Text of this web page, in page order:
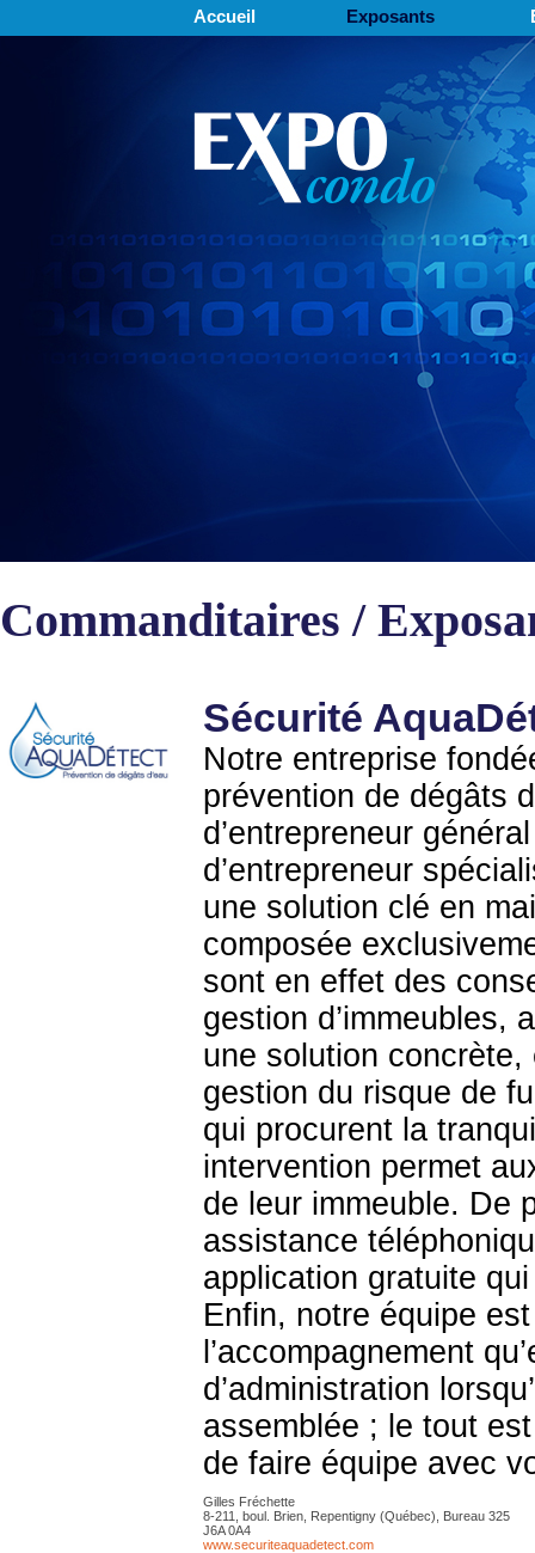
Accueil Exposants
Commanditaires /
Sécurité
Notre entreprise
prévention de dégâts
d’entrepreneur
d’entrepreneur
une solution clé en
composée
sont en effet des
gestion d’immeubles,
une solution
gestion du risque de
qui procurent la
intervention permet
de leur immeuble. De
assistance
application gratuite
Enfin, notre équipe
l’accompagnement
d’administration
assemblée ; le tout
de faire équipe avec
Gilles Fréchette
8-211, boul. Brien, Repentigny (Québec), Bureau 325
J6A 0A4
www.securiteaquadetect.com